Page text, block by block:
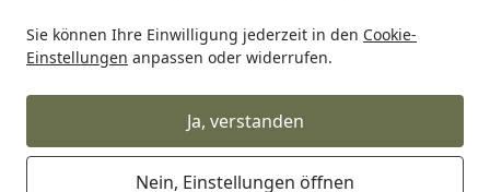
Sie können Ihre Einwilligung jederzeit in den Cookie-
Einstellungen anpassen oder widerrufen.
Ja, verstanden
Nein, Einstellungen öffnen
Startseite
Tierbedarf & Tiernahrung Katzenbedarf Katzenfutter
WOW Adult Rind
Katzentrockenfutter